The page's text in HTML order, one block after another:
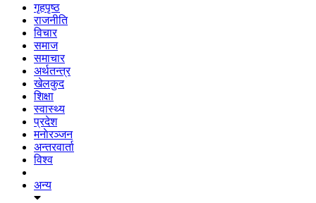
गृहपृष्‍ठ
राजनीति
विचार
समाज
समाचार
अर्थतन्त्र
खेलकुद
शिक्षा
स्वास्थ्य
प्रदेश
मनाेरञ्जन
अन्तरवार्ता
विश्व
अन्य